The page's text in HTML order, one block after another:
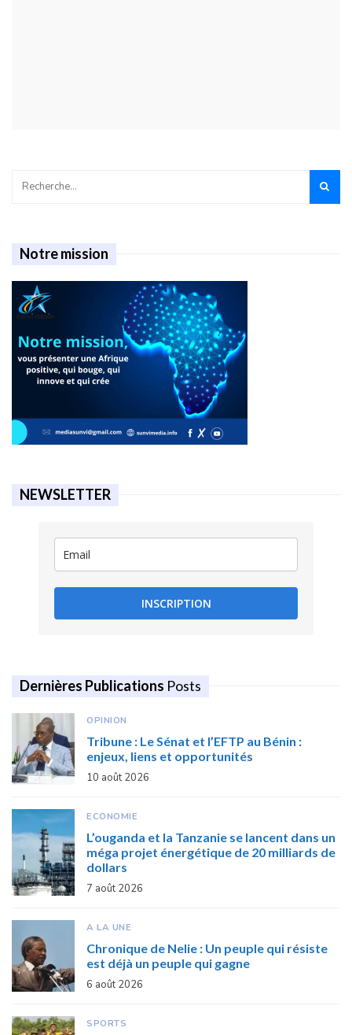
Notre mission
NEWSLETTER
INSCRIPTION
Dernières Publications Posts
OPINION
Tribune : Le Sénat et l’EFTP au Bénin :
enjeux, liens et opportunités
10 août 2026
ECONOMIE
L’ouganda et la Tanzanie se lancent dans un
méga projet énergétique de 20 milliards de
dollars
7 août 2026
A LA UNE
Chronique de Nelie : Un peuple qui résiste
est déjà un peuple qui gagne
6 août 2026
SPORTS